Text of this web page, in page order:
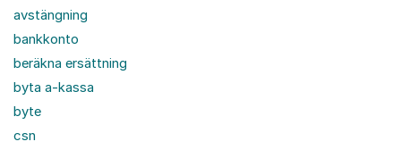
avstängning
bankkonto
beräkna ersättning
byta a-kassa
byte
csn